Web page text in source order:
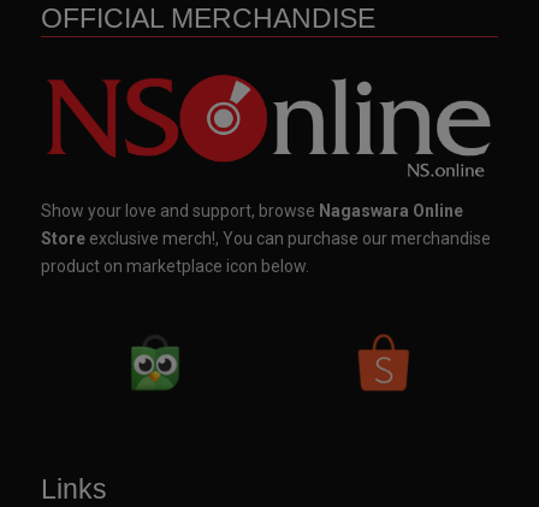
OFFICIAL MERCHANDISE
Show your love and support, browse Nagaswara Online
Store exclusive merch!, You can purchase our merchandise
product on marketplace icon below.
Links